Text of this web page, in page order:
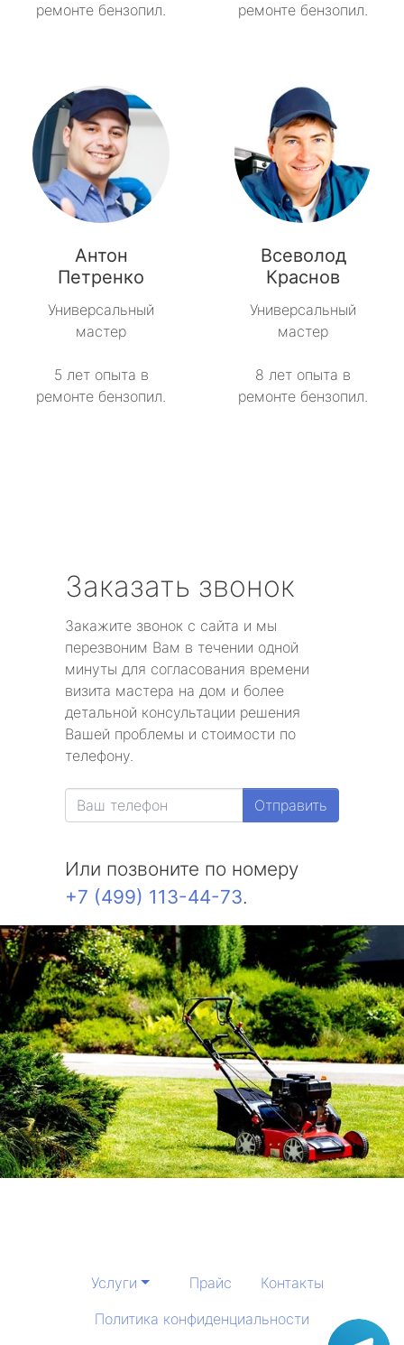
ремонте бензопил.
ремонте бензопил.
Антон
Петренко
Универсальный
мастер
5 лет опыта в
ремонте бензопил.
Всеволод
Краснов
Универсальный
мастер
8 лет опыта в
ремонте бензопил.
Заказать звонок
Закажите звонок с сайта и мы
перезвоним Вам в течении одной
минуты для согласования времени
визита мастера на дом и более
детальной консультации решения
Вашей проблемы и стоимости по
телефону.
Отправить
Или позвоните по номеру
+7 (499) 113-44-73.
Услуги Прайс
Контакты
Политика конфиденциальности